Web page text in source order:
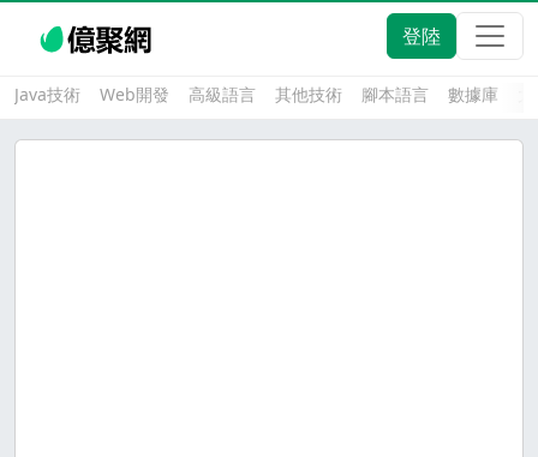
登陸
Java技術 Web開發 高級語言 其他技術 腳本語言 數據庫